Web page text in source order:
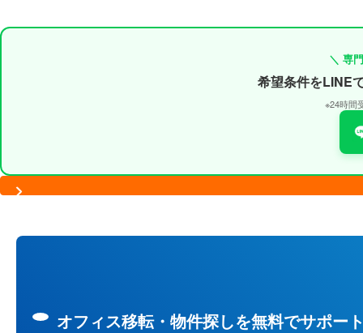
＼ 専
希望条件をLINE
※24時間
オフィス移転・物件探しを無料でサポー